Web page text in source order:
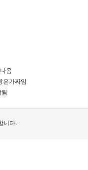
옴
은가짜임
니다.